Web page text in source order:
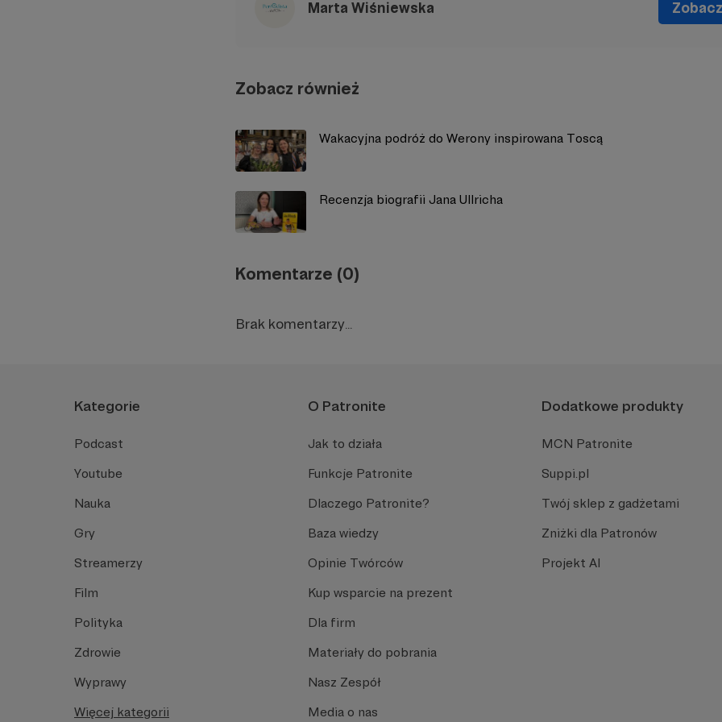
Marta Wiśniewska
Zobacz również
Wakacyjna podróż do Werony inspirowana Toscą
Recenzja biografii Jana Ullricha
Komentarze (0)
Brak komentarzy...
Kategorie
Podcast
Youtube
Nauka
Gry
Streamerzy
Film
Polityka
Zdrowie
Wyprawy
Więcej kategorii
O Patronite
Jak to działa
Funkcje Patronite
Dlaczego Patronite?
Baza wiedzy
Opinie Twórców
Kup wsparcie na prezent
Dla firm
Materiały do pobrania
Nasz Zespół
Media o nas
Dodatkowe produkty
MCN Patronite
Suppi.pl
Twój sklep z gadżetami
Zniżki dla Patronów
Projekt AI